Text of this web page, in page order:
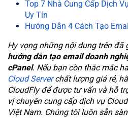
Top 7 Nhà Cung Cấp Dịch
Uy Tín
Hướng Dẫn 4 Cách Tạo
Hy vọng những nội dung trên đã
hướng dẫn tạo email doanh
cPanel. Nếu bạn còn thắc mắc
Cloud Serverchất lượng giá rẻ,
CloudFly để được tư vấn và hỗ
vị chuyên cung cấp dịch vụ
Việt Nam. Chúng tôi luôn sẵn